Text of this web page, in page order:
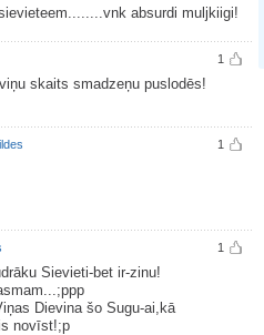
absurdi muljkiigi!
1
skaits smadzeņu puslodēs!
1
1
Sievieti-bet ir-zinu!
Dievina šo Sugu-ai,kā
novīst!;p